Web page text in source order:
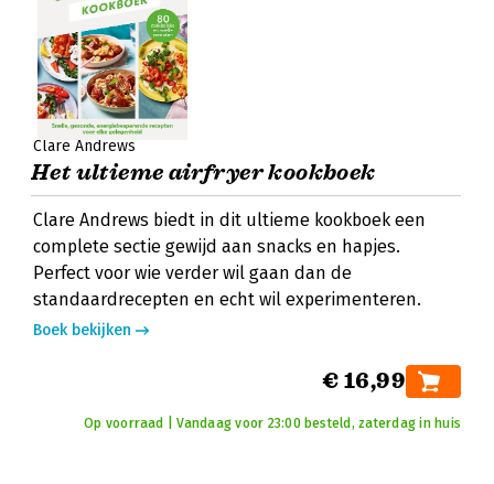
Clare Andrews
Het ultieme airfryer kookboek
Clare Andrews biedt in dit ultieme kookboek een
complete sectie gewijd aan snacks en hapjes.
Perfect voor wie verder wil gaan dan de
standaardrecepten en echt wil experimenteren.
Boek bekijken
€ 16,99
Op voorraad | Vandaag voor 23:00 besteld, zaterdag in huis